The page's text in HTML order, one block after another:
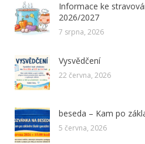
Informace ke
2026/2027
7 srpna, 2026
Vysvědčení
22 června, 2026
beseda – Kam po
5 června, 2026